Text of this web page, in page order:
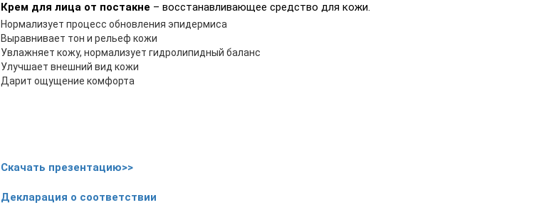
Крем для лица от постакне – восстанавливающее средство для кожи.
Нормализует процесс обновления эпидермиса
Выравнивает тон и рельеф кожи
Увлажняет кожу, нормализует гидролипидный баланс
Улучшает внешний вид кожи
Дарит ощущение комфорта
Скачать презентацию>>
Декларация о соответствии